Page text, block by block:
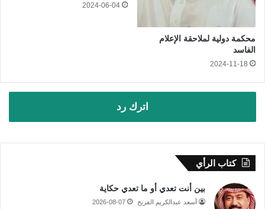
محكمة دولية لملاحقة الإعلام
الفاسد
2024-11-18
2024-06-04
اترك رد
كتاب الرأي
بين أنت تعدي أو ما تعدي حكاية
أسعد عبدالكريم الفريح 2026-08-07